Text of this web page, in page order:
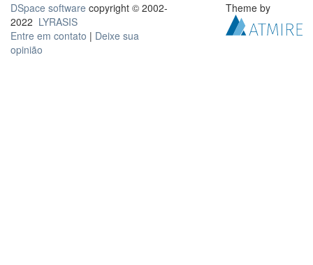
DSpace software copyright © 2002-
2022 LYRASIS
Entre em contato | Deixe sua
opinião
Theme by